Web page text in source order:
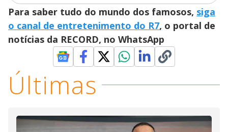
d
e
o
Para saber tudo do mundo dos famosos, siga
o canal de entretenimento do R7, o portal de
notícias da RECORD, no WhatsApp
Últimas